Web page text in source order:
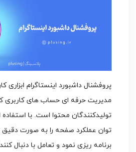
پروفشنال داشبورد اینستاگرام ابزاری
مدیریت حرفه ای حساب های کاربری
تولیدکنندگان محتوا است. با استفاده
توان عملکرد صفحه را به صورت دقیق
برنامه ریزی نمود و تعامل با دنبال